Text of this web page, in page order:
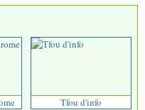
Tfou d'info